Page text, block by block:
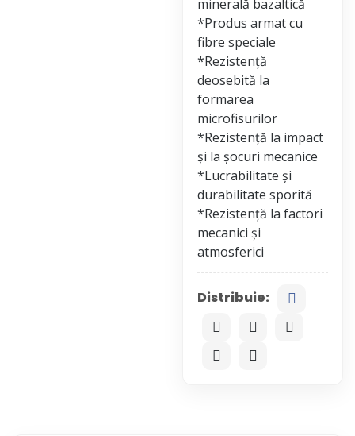
minerală bazaltică
*Produs armat cu
fibre speciale
*Rezistență
deosebită la
formarea
microfisurilor
*Rezistență la impact
și la șocuri mecanice
*Lucrabilitate și
durabilitate sporită
*Rezistență la factori
mecanici și
Distribuie: